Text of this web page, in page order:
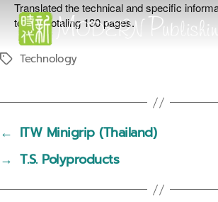
Modern
Translated the technical and specific
to Thai totaling 130 pages.
TagsTechnology
← ITW Minigrip (Thailand)
→ T.S. Polyproducts